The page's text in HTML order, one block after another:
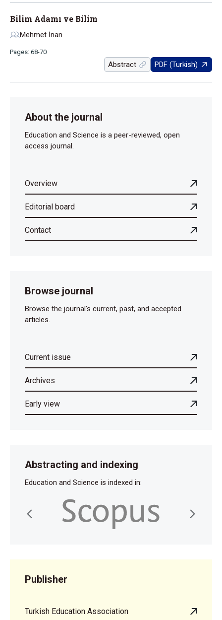
Bilim Adamı ve Bilim
Mehmet İnan
Pages: 68-70
Abstract PDF (Turkish)
About the journal
Education and Science is a peer-reviewed, open
access journal.
Overview
Editorial board
Contact
Browse journal
Browse the journal's current, past, and accepted
articles.
Current issue
Archives
Early view
Abstracting and indexing
Education and Science is indexed in:
Publisher
Turkish Education Association